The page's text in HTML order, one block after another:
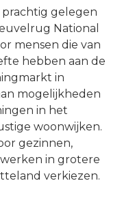
prachtig gelegen
National
mensen die van
hebben aan de
in
mogelijkheden
in het
woonwijken.
gezinnen,
in grotere
verkiezen.